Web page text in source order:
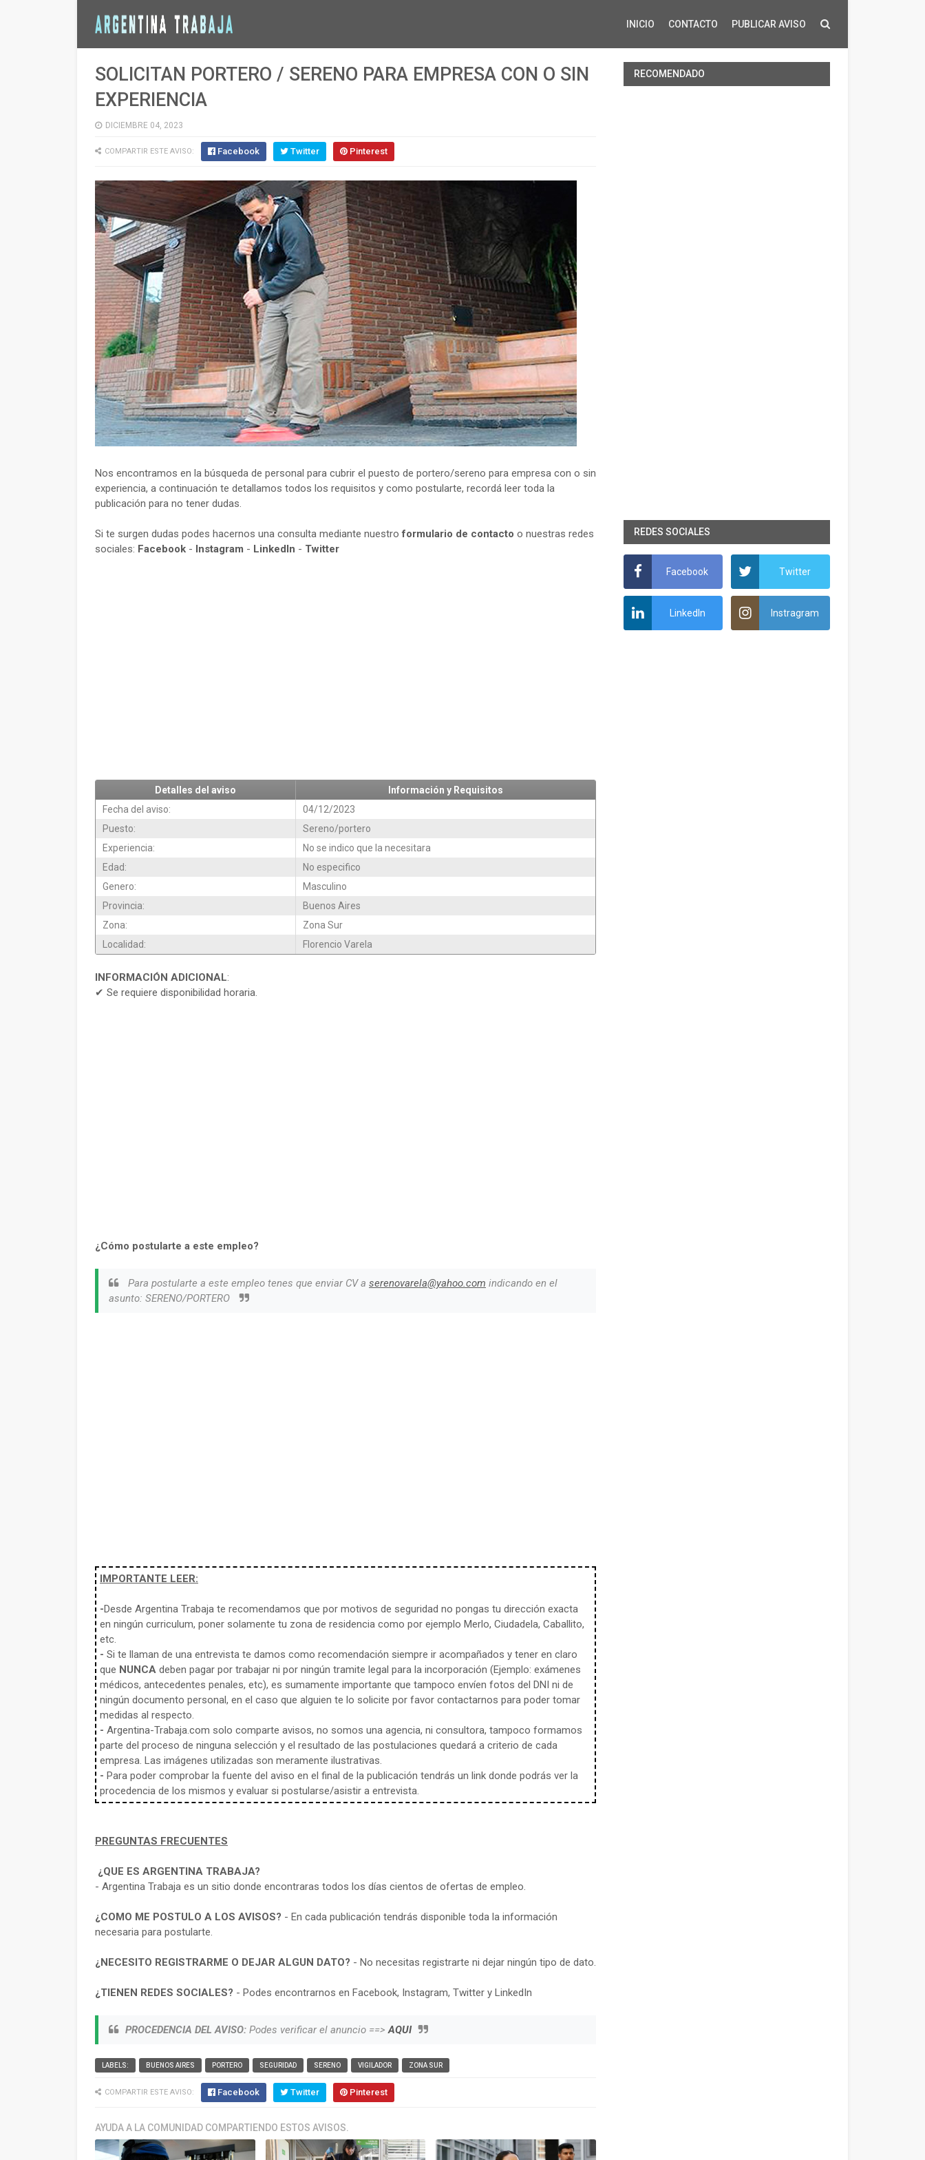
INICIO CONTACTO PUBLICAR AVISO
SOLICITAN PORTERO / SERENO PARA EMPRESA CON O SIN
EXPERIENCIA
DICIEMBRE 04, 2023
COMPARTIR ESTE AVISO: Facebook Twitter Pinterest
Nos encontramos en la búsqueda de personal para cubrir el puesto de portero/sereno para empresa con o sin
experiencia, a continuación te detallamos todos los requisitos y como postularte, recordá leer toda la
publicación para no tener dudas.
Si te surgen dudas podes hacernos una consulta mediante nuestroformulario de contacto o nuestras redes
sociales: Facebook - Instagram - LinkedIn - Twitter
Detalles del aviso
Información y Requisitos
Fecha del aviso:
04/12/2023
Puesto:
Sereno/portero
Experiencia:
No se indico que la necesitara
Edad:
No especifico
Genero:
Masculino
Provincia:
Buenos Aires
Zona:
Zona Sur
Localidad:
Florencio Varela
INFORMACIÓN ADICIONAL:
✔ Se requiere disponibilidad horaria.
¿Cómo postularte a este empleo?
Para postularte a este empleo tenes que enviar CV a serenovarela@yahoo.com indicando en el
asunto: SERENO/PORTERO
IMPORTANTE LEER:
-Desde Argentina Trabaja te recomendamos que por motivos de seguridad no pongas tu dirección exacta
en ningún curriculum, poner solamente tu zona de residencia como por ejemplo Merlo, Ciudadela, Caballito,
etc.
- Si te llaman de una entrevista te damos como recomendación siempre ir acompañados y tener en claro
que NUNCA deben pagar por trabajar ni por ningún tramite legal para la incorporación (Ejemplo: exámenes
médicos, antecedentes penales, etc), es sumamente importante que tampoco envíen fotos del DNI ni de
ningún documento personal, en el caso que alguien te lo solicite por favor contactarnos para poder tomar
medidas al respecto.
- Argentina-Trabaja.com solo comparte avisos, no somos una agencia, ni consultora, tampoco formamos
parte del proceso de ninguna selección y el resultado de las postulaciones quedará a criterio de cada
empresa. Las imágenes utilizadas son meramente ilustrativas.
- Para poder comprobar la fuente del aviso en el final de la publicación tendrás un link donde podrás ver la
procedencia de los mismos y evaluar si postularse/asistir a entrevista.
PREGUNTAS FRECUENTES
¿QUE ES ARGENTINA TRABAJA?
- Argentina Trabaja es un sitio donde encontraras todos los días cientos de ofertas de empleo.
¿COMO ME POSTULO A LOS AVISOS? - En cada publicación tendrás disponible toda la información
necesaria para postularte.
¿NECESITO REGISTRARME O DEJAR ALGUN DATO? - No necesitas registrarte ni dejar ningún tipo de dato.
¿TIENEN REDES SOCIALES? - Podes encontrarnos en Facebook, Instagram, Twitter y LinkedIn
PROCEDENCIA DEL AVISO: Podes verificar el anuncio ==>AQUI
LABELS: BUENOS AIRES PORTERO SEGURIDAD SERENO VIGILADOR ZONA SUR
COMPARTIR ESTE AVISO: Facebook Twitter Pinterest
AYUDA A LA COMUNIDAD COMPARTIENDO ESTOS AVISOS.
RECOMENDADO
REDES SOCIALES
Facebook Twitter
LinkedIn Instragram